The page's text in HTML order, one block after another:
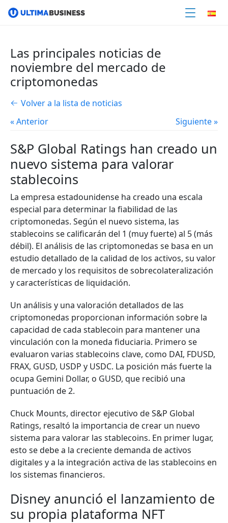
Las principales noticias de
noviembre del mercado de
criptomonedas
Volver a la lista de noticias
« Anterior
Siguiente »
S&P Global Ratings han creado un
nuevo sistema para valorar
stablecoins
La empresa estadounidense ha creado una escala
especial para determinar la fiabilidad de las
criptomonedas. Según el nuevo sistema, las
stablecoins se calificarán del 1 (muy fuerte) al 5 (más
débil). El análisis de las criptomonedas se basa en un
estudio detallado de la calidad de los activos, su valor
de mercado y los requisitos de sobrecolateralización
y características de liquidación.
Un análisis y una valoración detallados de las
criptomonedas proporcionan información sobre la
capacidad de cada stablecoin para mantener una
vinculación con la moneda fiduciaria. Primero se
evaluaron varias stablecoins clave, como DAI, FDUSD,
FRAX, GUSD, USDP y USDC. La posición más fuerte la
ocupa Gemini Dollar, o GUSD, que recibió una
puntuación de 2.
Chuck Mounts, director ejecutivo de S&P Global
Ratings, resaltó la importancia de crear un nuevo
sistema para valorar las stablecoins. En primer lugar,
esto se debe a la creciente demanda de activos
digitales y a la integración activa de las stablecoins en
los sistemas financieros.
Disney anunció el lanzamiento de
su propia plataforma NFT